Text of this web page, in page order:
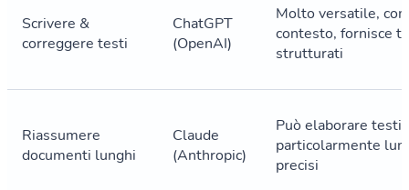
Scrivere &
correggere testi
ChatGPT
(OpenAI)
Molto versatile,
contesto, fornisce
strutturati
Riassumere
documenti lunghi
Claude
(Anthropic)
Può elaborare testi
particolarmente
precisi